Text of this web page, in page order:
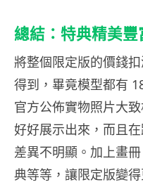
總結：特典精美
將整個限定版的價錢
得到，畢竟模型都有
官方公佈實物照片大
好好展示出來，而且
差異不明顯。加上畫
典等等，讓限定版變